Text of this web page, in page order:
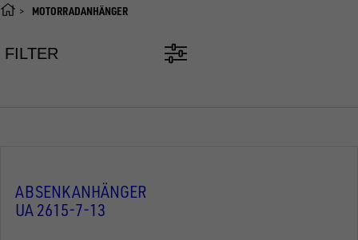
MOTORRADANHÄNGER
FILTER
ABSENKANHÄNGER
UA 2615-7-13